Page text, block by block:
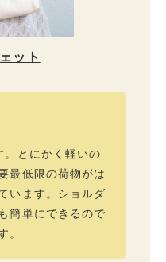
ット
とにかく軽いの
最低限の荷物がは
います。ショルダ
簡単にできるので
。